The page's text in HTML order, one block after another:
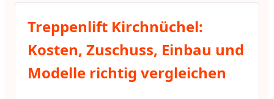
Treppenlift Kirchnüchel:
Kosten, Zuschuss, Einbau und
Modelle richtig vergleichen